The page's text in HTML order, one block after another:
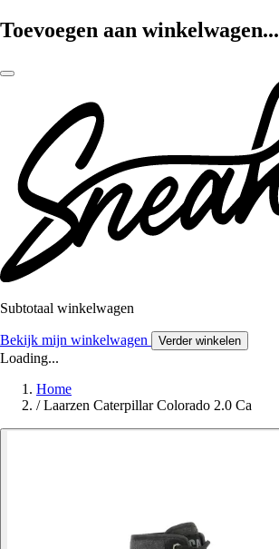
Toevoegen aan winkelwagen...
Subtotaal winkelwagen
Bekijk mijn winkelwagen Verder winkelen
Loading...
Home
/ Laarzen Caterpillar Colorado 2.0 Ca